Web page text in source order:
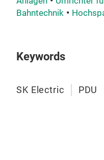
Bahntechnik
Keywords
SK Electric PDU